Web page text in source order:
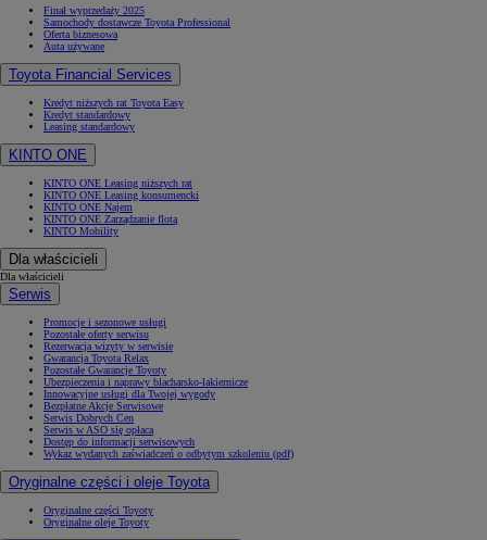
Finał wyprzedaży 2025
Samochody dostawcze Toyota Professional
Oferta biznesowa
Auta używane
Toyota Financial Services
Kredyt niższych rat Toyota Easy
Kredyt standardowy
Leasing standardowy
KINTO ONE
KINTO ONE Leasing niższych rat
KINTO ONE Leasing konsumencki
KINTO ONE Najem
KINTO ONE Zarządzanie flotą
KINTO Mobility
Dla właścicieli
Dla właścicieli
Serwis
Promocje i sezonowe usługi
Pozostałe oferty serwisu
Rezerwacja wizyty w serwisie
Gwarancja Toyota Relax
Pozostałe Gwarancje Toyoty
Ubezpieczenia i naprawy blacharsko-lakiernicze
Innowacyjne usługi dla Twojej wygody
Bezpłatne Akcje Serwisowe
Serwis Dobrych Cen
Serwis w ASO się opłaca
Dostęp do informacji serwisowych
Wykaz wydanych zaświadczeń o odbytym szkoleniu (pdf)
Oryginalne części i oleje Toyota
Oryginalne części Toyoty
Oryginalne oleje Toyoty